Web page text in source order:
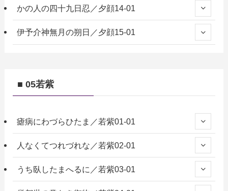
かの人の四十九日忍／夕顔14-01
伊予介神無月の朔日／夕顔15-01
■ 05若紫
瘧病にわづらひたま／若紫01-01
人なくてつれづれな／若紫02-01
うち臥したまへるに／若紫03-01